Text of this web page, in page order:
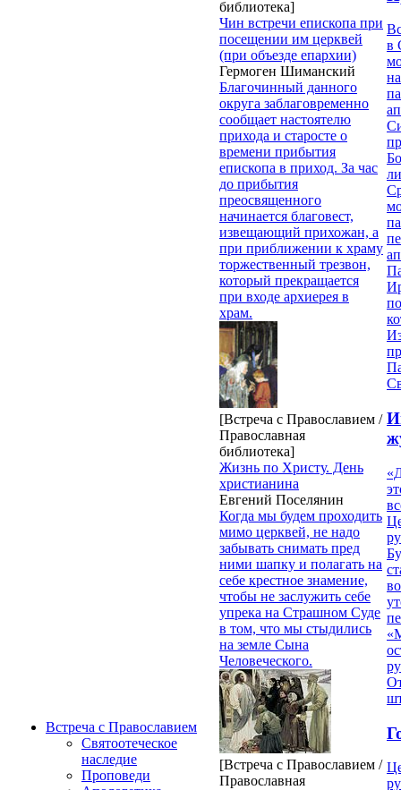
Встреча с Православием
Святоотеческое
наследие
Проповеди
библиотека]
Чин встречи епископа при
посещении им церквей
(при объезде епархии)
Гермоген Шиманский
Благочинный данного
округа заблаговременно
сообщает настоятелю
прихода и старосте о
времени прибытия
епископа в приход. За час
до прибытия
преосвященного
начинается благовест,
извещающий прихожан, а
при приближении к храму
торжественный трезвон,
который прекращается
при входе архиерея в
храм.
[Встреча с Православием /
Православная
библиотека]
Жизнь по Христу. День
христианина
Евгений Поселянин
Когда мы будем проходить
мимо церквей, не надо
забывать снимать пред
ними шапку и полагать на
себе крестное знамение,
чтобы не заслужить себе
упрека на Страшном Суде
в том, что мы стыдились
на земле Сына
Человеческого.
[Встреча с Православием /
Православная
в